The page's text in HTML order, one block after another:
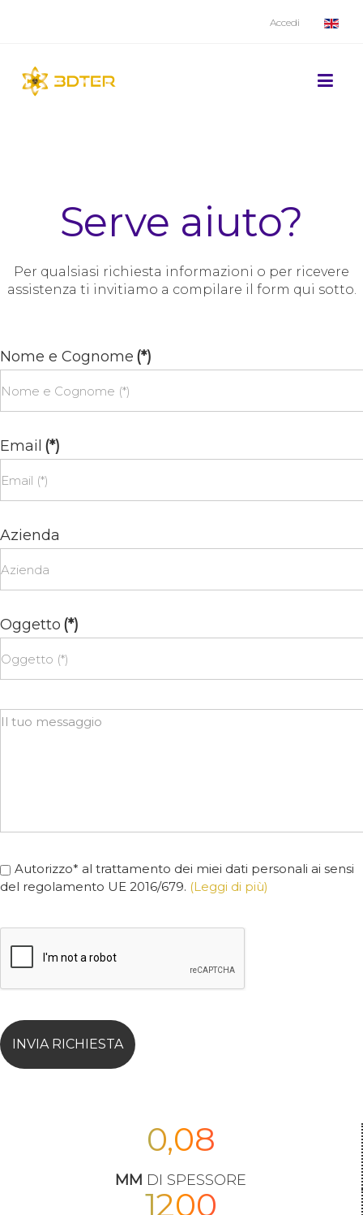
Accedi
Serve aiuto?
Per qualsiasi richiesta informazioni o per ricevere
assistenza ti invitiamo a compilare il form qui sotto.
Nome e Cognome (*)
Email (*)
Azienda
Oggetto (*)
Autorizzo* al trattamento dei miei dati personali ai sensi
del regolamento UE 2016/679. (Leggi di più)
INVIA RICHIESTA
0,08
MM DI SPESSORE
1200